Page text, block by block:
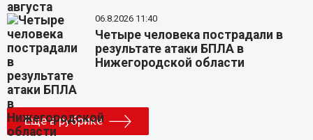
06.8.2026 11:40
Четыре человека пострадали в
результате атаки БПЛА в
Нижегородской области
Еще в рубрике